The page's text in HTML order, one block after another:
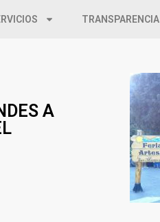
TRANSPARENCIA
A